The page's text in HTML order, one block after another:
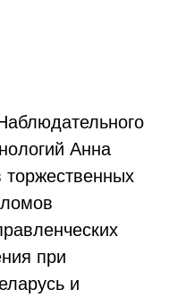
Анна
торжественных
при
и